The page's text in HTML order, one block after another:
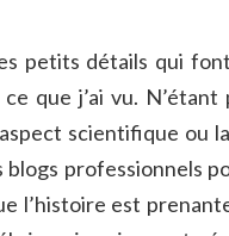
petits détails qui
que j’ai vu. N’étant
scientifique ou
professionnels
l’histoire est